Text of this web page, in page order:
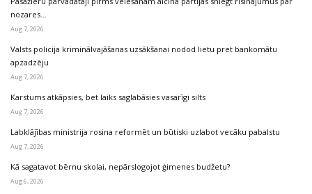
nozares…
Aug 7, 2026
Valsts policija kriminālvajāšanas uzsākšanai nodod lietu pret bankomātu
apzadzēju
Aug 7, 2026
Karstums atkāpsies, bet laiks saglabāsies vasarīgi silts
Aug 7, 2026
Labklājības ministrija rosina reformēt un būtiski uzlabot vecāku pabalstu
Aug 7, 2026
Kā sagatavot bērnu skolai, nepārslogojot ģimenes budžetu?
Aug 6, 2026